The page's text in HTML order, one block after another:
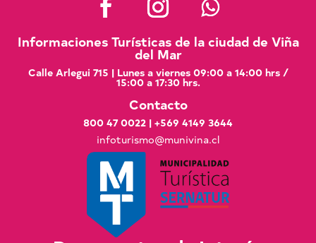
Informaciones Turísticas de la ciudad de Viña
del Mar
Calle Arlegui 715 | Lunes a viernes 09:00 a 14:00 hrs /
15:00 a 17:30 hrs.
Contacto
800 47 0022 | +569 4149 3644
infoturismo@munivina.cl